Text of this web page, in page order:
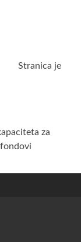
Stranica je
za